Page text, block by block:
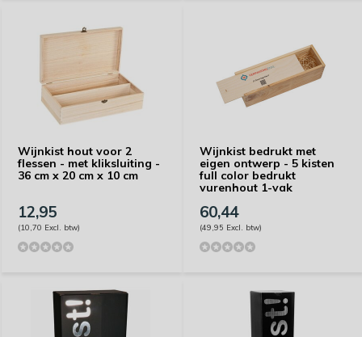
Wijnkist hout voor 2
flessen - met kliksluiting -
36 cm x 20 cm x 10 cm
12,95
(10,70 Excl. btw)
Wijnkist bedrukt met
eigen ontwerp - 5 kisten
full color bedrukt
vurenhout 1-vak
60,44
(49,95 Excl. btw)